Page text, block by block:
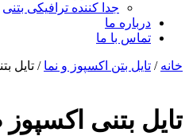
جدا کننده ترافیکی بتنی
درباره ما
تماس با ما
خانه / تایل بتن اکسپوز و نما / تایل
تایل بتنی